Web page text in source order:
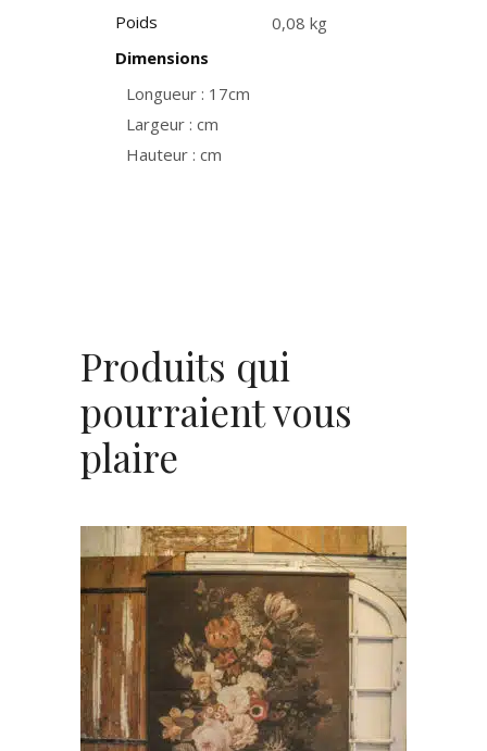
Poids
0,08 kg
Dimensions
Longueur : 17cm
Largeur : cm
Hauteur : cm
Produits qui
pourraient vous
plaire
AJOUTER AU PANIER